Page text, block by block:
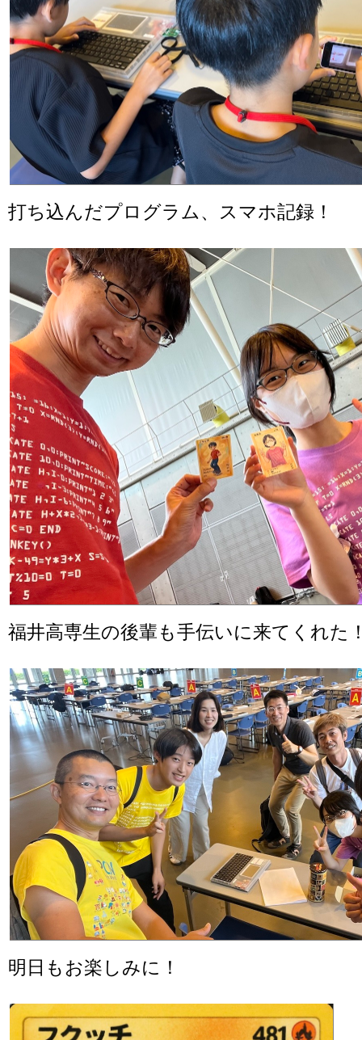
打ち込んだプログラム、スマホ記録！
福井高専生の後輩も手伝いに来てくれた
明日もお楽しみに！